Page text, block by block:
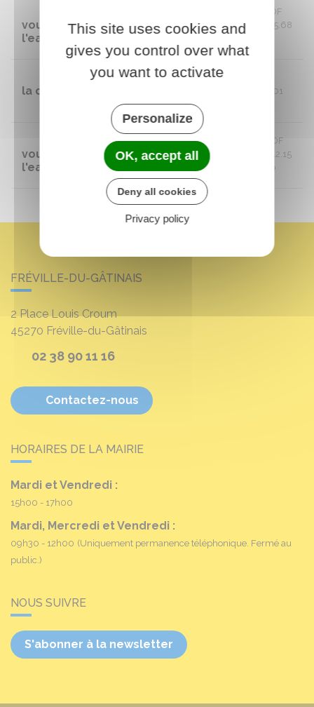
vous ? Fiche annuelle de la qualité de
l'eau - 2024
PDF
175.68
2023 10 11 - ARS - Fiche annuelle de
la qualité de l'eau - 2022
976.01
2022 07 01 - ARS - Quelles eau buvez-
vous ? Fiche annuelle de la qualité de
l'eau - 2021
PDF
412.15
ko
FRÉVILLE-DU-GÂTINAIS
2 Place Louis Croum
45270 Fréville-du-Gâtinais
02 38 90 11 16
Contactez-nous
HORAIRES DE LA MAIRIE
Mardi et Vendredi :
15h00 - 17h00
Mardi, Mercredi et Vendredi :
09h30 - 12h00 (Uniquement permanence téléphonique. Fermé au
public.)
NOUS SUIVRE
S'abonner à la newsletter
This site uses cookies and
gives you control over what
you want to activate
Personalize
OK, accept all
Deny all cookies
Privacy policy